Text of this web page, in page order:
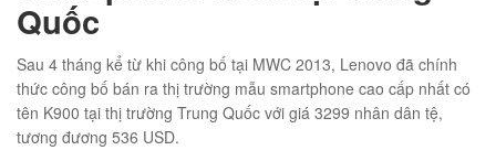
Quốc
Sau 4 tháng kể từ khi công bố tại MWC 2013, Lenovo đã chính
thức công bố bán ra thị trường mẫu smartphone cao cấp nhất có
tên K900 tại thị trường Trung Quốc với giá 3299 nhân dân tệ,
tương đương 536 USD.